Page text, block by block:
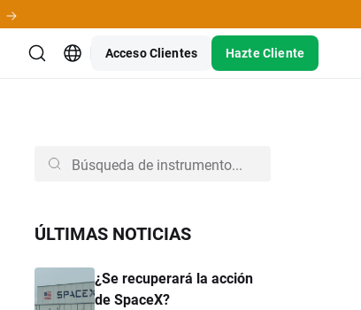
Acceso Clientes Hazte Cliente
ÚLTIMAS NOTICIAS
¿Se recuperará la acción
de SpaceX?